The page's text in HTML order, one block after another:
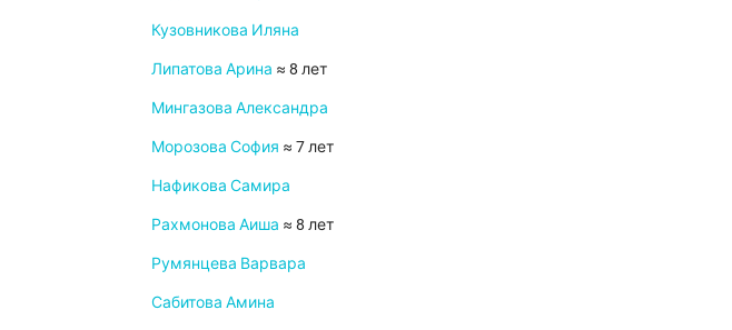
Кузовникова Иляна
Липатова Арина ≈ 8 лет
Мингазова Александра
Морозова София ≈ 7 лет
Нафикова Самира
Рахмонова Аиша ≈ 8 лет
Румянцева Варвара
Сабитова Амина